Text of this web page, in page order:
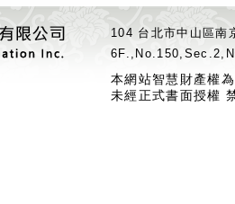
104 台北市中山區
本網站智慧財產權
未經正式書面授權